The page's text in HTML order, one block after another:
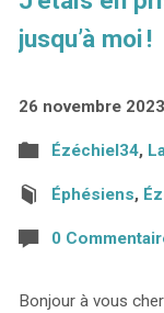
jusqu’à moi !
26 novembre 2023
Ézéchiel34,
Éphésiens,
0
Bonjour à vous